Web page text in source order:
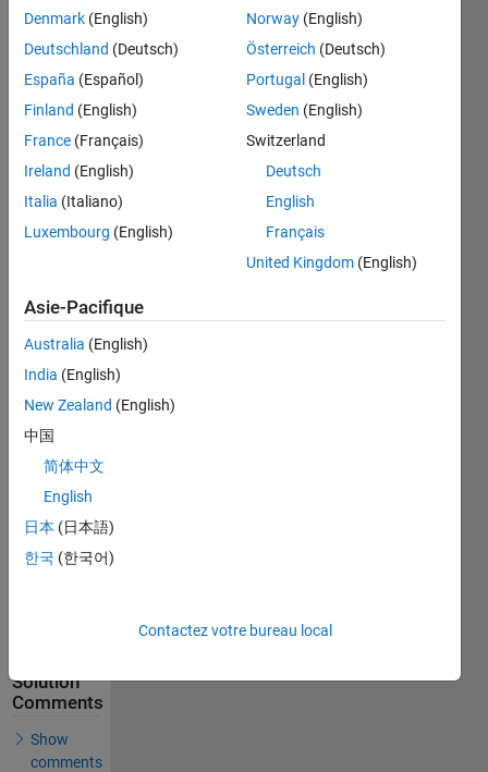
A=[2 3+i;1 4+i]
Then answer must be
   [2.0000             1.0000;
   3.0000 + 1.0000i   4.0000 + 1.0000i]
Solve
Solution
Stats
155
Solutions
100
Last
Solution
on Feb 09,
2026
Solution
Comments
Show
comments
Denmark (English)
Deutschland (Deutsch)
España (Español)
Finland (English)
France (Français)
Ireland (English)
Italia (Italiano)
Luxembourg (English)
Norway (English)
Österreich (Deutsch)
Portugal (English)
Sweden (English)
Switzerland
Deutsch
English
Français
United Kingdom (English)
Asie-Pacifique
Australia (English)
India (English)
New Zealand (English)
中国
简体中文
English
日本 (日本語)
한국 (한국어)
Contactez votre bureau local